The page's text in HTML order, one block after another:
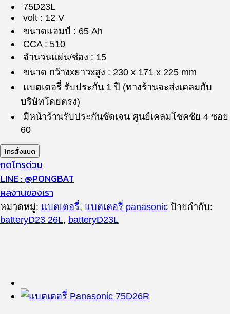
75D23L
volt : 12 V
ขนาดแอมป์ : 65 Ah
CCA : 510
จำนวนแผ่น/ช่อง : 15
ขนาด กว้างxยาวxสูง : 230 x 171 x 225 mm
แบตเตอรี่ รับประกัน 1 ปี (ทางร้านจะส่งเคลมกับ
บริษัทโดยตรง)
มีหน้าร้านรับประกันชัดเจน ศูนย์เคลมโชคชัย 4 ซอย
60
โทรสั่งแบต
กดโทรด่วน
LINE : @PONGBAT
ผลงานของเรา
หมวดหมู่: แบตเตอรี่, แบตเตอรี่ panasonic ป้ายกำกับ:
batteryD23 26L, batteryD23L